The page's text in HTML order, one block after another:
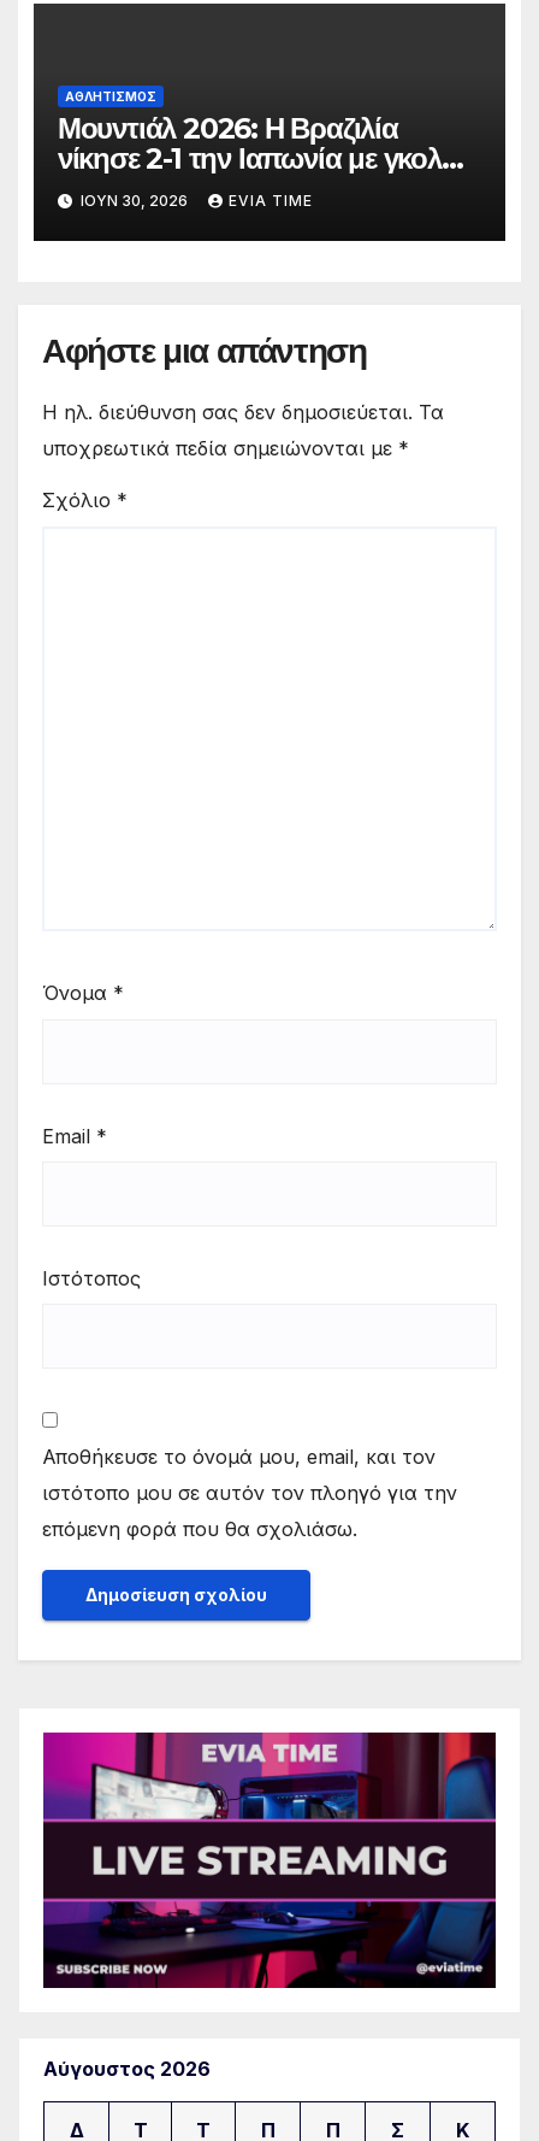
ΑΘΛΗΤΙΣΜΟΣ
Μουντιάλ 2026: Η Βραζιλία
νίκησε 2-1 την Ιαπωνία με γκολ
στο 90′ λεπτό
ΙΟΎΝ 30, 2026 EVIA TIME
Αφήστε μια απάντηση
Η ηλ. διεύθυνση σας δεν δημοσιεύεται. Τα
υποχρεωτικά πεδία σημειώνονται με *
Σχόλιο *
Όνομα *
Email *
Ιστότοπος
Αποθήκευσε το όνομά μου, email, και τον
ιστότοπο μου σε αυτόν τον πλοηγό για την
επόμενη φορά που θα σχολιάσω.
Αύγουστος 2026
Δ Τ Τ Π Π Σ Κ